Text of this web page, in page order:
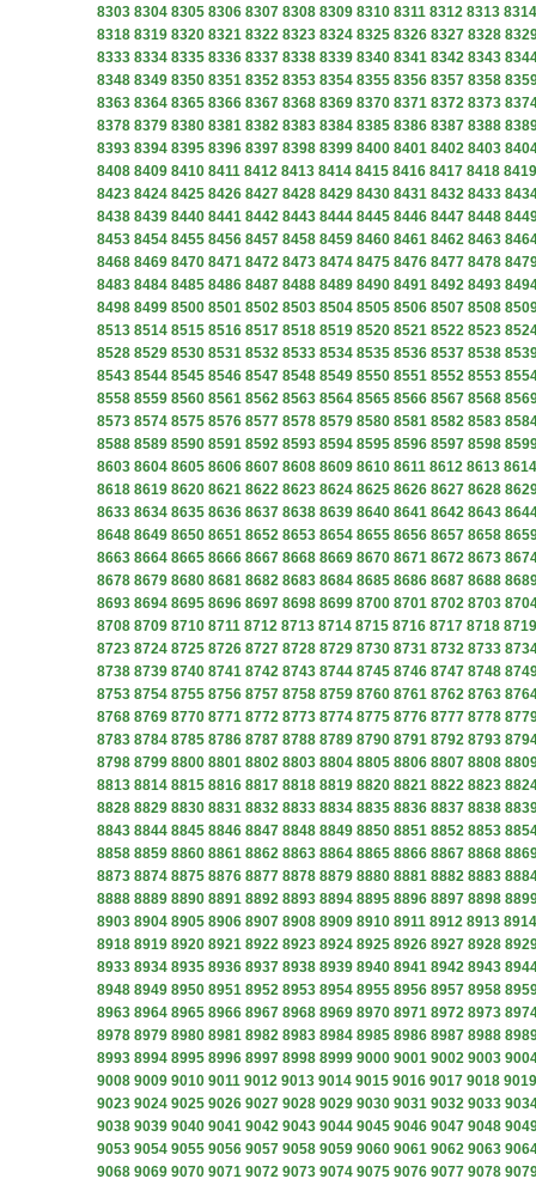
8303 8304 8305 8306 8307 8308 8309 8310 8311 8312 8313 8314
8318 8319 8320 8321 8322 8323 8324 8325 8326 8327 8328
8333 8334 8335 8336 8337 8338 8339 8340 8341 8342 8343
8348 8349 8350 8351 8352 8353 8354 8355 8356 8357 8358
8363 8364 8365 8366 8367 8368 8369 8370 8371 8372 8373
8378 8379 8380 8381 8382 8383 8384 8385 8386 8387 8388
8393 8394 8395 8396 8397 8398 8399 8400 8401 8402 8403
8408 8409 8410 8411 8412 8413 8414 8415 8416 8417 8418 8419
8423 8424 8425 8426 8427 8428 8429 8430 8431 8432 8433
8438 8439 8440 8441 8442 8443 8444 8445 8446 8447 8448
8453 8454 8455 8456 8457 8458 8459 8460 8461 8462 8463
8468 8469 8470 8471 8472 8473 8474 8475 8476 8477 8478
8483 8484 8485 8486 8487 8488 8489 8490 8491 8492 8493
8498 8499 8500 8501 8502 8503 8504 8505 8506 8507 8508
8513 8514 8515 8516 8517 8518 8519 8520 8521 8522 8523
8528 8529 8530 8531 8532 8533 8534 8535 8536 8537 8538
8543 8544 8545 8546 8547 8548 8549 8550 8551 8552 8553
8558 8559 8560 8561 8562 8563 8564 8565 8566 8567 8568
8573 8574 8575 8576 8577 8578 8579 8580 8581 8582 8583
8588 8589 8590 8591 8592 8593 8594 8595 8596 8597 8598
8603 8604 8605 8606 8607 8608 8609 8610 8611 8612 8613 8614
8618 8619 8620 8621 8622 8623 8624 8625 8626 8627 8628
8633 8634 8635 8636 8637 8638 8639 8640 8641 8642 8643
8648 8649 8650 8651 8652 8653 8654 8655 8656 8657 8658
8663 8664 8665 8666 8667 8668 8669 8670 8671 8672 8673
8678 8679 8680 8681 8682 8683 8684 8685 8686 8687 8688
8693 8694 8695 8696 8697 8698 8699 8700 8701 8702 8703
8708 8709 8710 8711 8712 8713 8714 8715 8716 8717 8718 8719
8723 8724 8725 8726 8727 8728 8729 8730 8731 8732 8733
8738 8739 8740 8741 8742 8743 8744 8745 8746 8747 8748
8753 8754 8755 8756 8757 8758 8759 8760 8761 8762 8763
8768 8769 8770 8771 8772 8773 8774 8775 8776 8777 8778
8783 8784 8785 8786 8787 8788 8789 8790 8791 8792 8793
8798 8799 8800 8801 8802 8803 8804 8805 8806 8807 8808
8813 8814 8815 8816 8817 8818 8819 8820 8821 8822 8823
8828 8829 8830 8831 8832 8833 8834 8835 8836 8837 8838
8843 8844 8845 8846 8847 8848 8849 8850 8851 8852 8853
8858 8859 8860 8861 8862 8863 8864 8865 8866 8867 8868
8873 8874 8875 8876 8877 8878 8879 8880 8881 8882 8883
8888 8889 8890 8891 8892 8893 8894 8895 8896 8897 8898
8903 8904 8905 8906 8907 8908 8909 8910 8911 8912 8913 8914
8918 8919 8920 8921 8922 8923 8924 8925 8926 8927 8928
8933 8934 8935 8936 8937 8938 8939 8940 8941 8942 8943
8948 8949 8950 8951 8952 8953 8954 8955 8956 8957 8958
8963 8964 8965 8966 8967 8968 8969 8970 8971 8972 8973
8978 8979 8980 8981 8982 8983 8984 8985 8986 8987 8988
8993 8994 8995 8996 8997 8998 8999 9000 9001 9002 9003
9008 9009 9010 9011 9012 9013 9014 9015 9016 9017 9018 9019
9023 9024 9025 9026 9027 9028 9029 9030 9031 9032 9033
9038 9039 9040 9041 9042 9043 9044 9045 9046 9047 9048
9053 9054 9055 9056 9057 9058 9059 9060 9061 9062 9063
9068 9069 9070 9071 9072 9073 9074 9075 9076 9077 9078